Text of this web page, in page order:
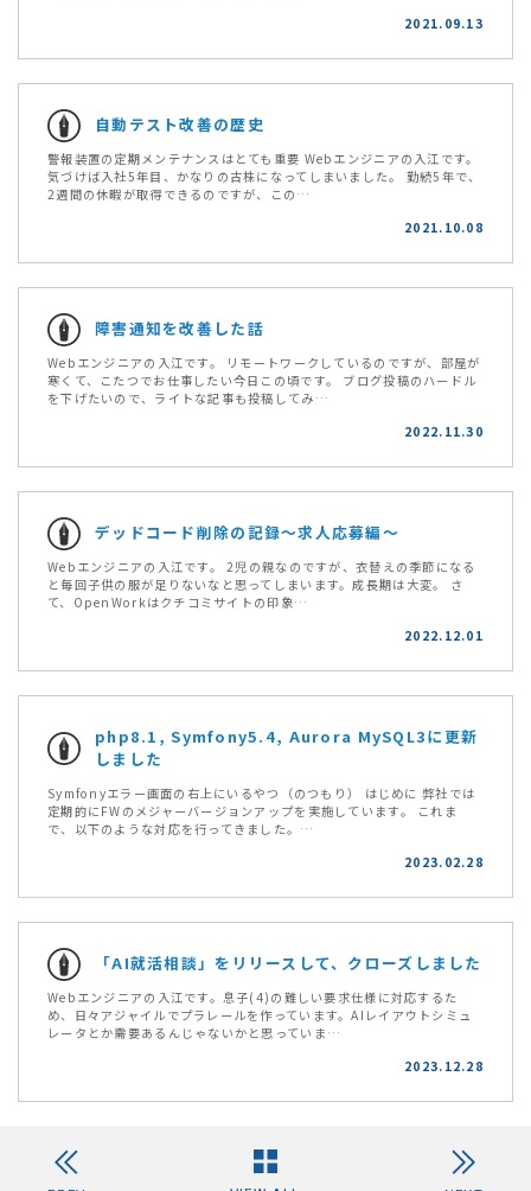
2021.09.13
自動テスト改善の歴史
警報装置の定期メンテナンスはとても重要 Webエンジニアの入江です。
気づけば入社5年目、かなりの古株になってしまいました。 勤続5年で、
2週間の休暇が取得できるのですが、この…
2021.10.08
障害通知を改善した話
Webエンジニアの入江です。 リモートワークしているのですが、部屋が
寒くて、こたつでお仕事したい今日この頃です。 ブログ投稿のハードル
を下げたいので、ライトな記事も投稿してみ…
2022.11.30
デッドコード削除の記録〜求人応募編〜
Webエンジニアの入江です。 2児の親なのですが、衣替えの季節になる
と毎回子供の服が足りないなと思ってしまいます。成長期は大変。 さ
て、OpenWorkはクチコミサイトの印象…
2022.12.01
php8.1, Symfony5.4, Aurora MySQL3に更新
しました
Symfonyエラー画面の右上にいるやつ（のつもり） はじめに 弊社では
定期的にFWのメジャーバージョンアップを実施しています。 これま
で、以下のような対応を行ってきました。…
2023.02.28
「AI就活相談」をリリースして、クローズしました
Webエンジニアの入江です。息子(4)の難しい要求仕様に対応するた
め、日々アジャイルでプラレールを作っています。AIレイアウトシミュ
レータとか需要あるんじゃないかと思っていま…
2023.12.28